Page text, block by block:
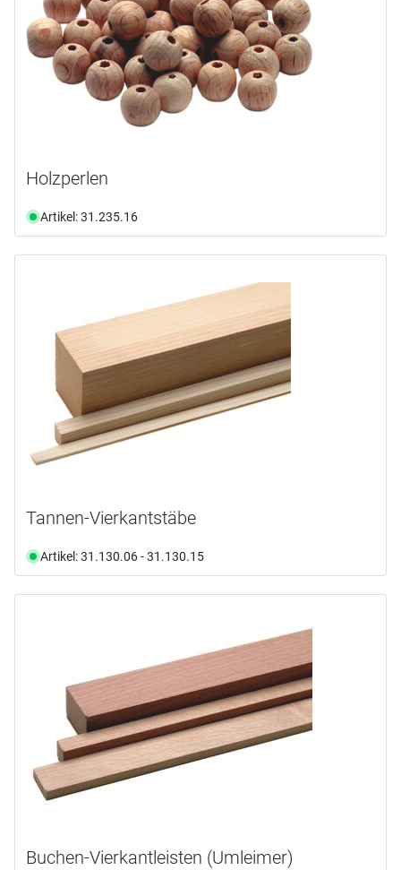
Holzperlen
Artikel: 31.235.16
Tannen-Vierkantstäbe
Artikel: 31.130.06 - 31.130.15
Buchen-Vierkantleisten (Umleimer)